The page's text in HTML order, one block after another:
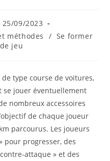
:
25/09/2023
méthodes / Se former
jeu
type course de voitures,
se jouer éventuellement
nombreux accessoires
de chaque joueur
parcourus. Les joueurs
pour progresser, des
attaque » et des